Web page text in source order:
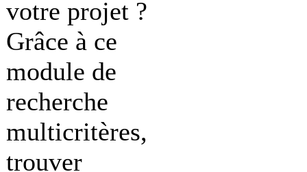
votre projet ?
Grâce à ce
module de
recherche
multicritères,
trouver